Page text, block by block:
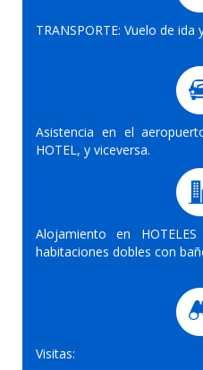
TRANSPORTE: Vuelo de ida
Asistencia en el
HOTEL, y viceversa.
Alojamiento en
habitaciones dobles con
Visitas: